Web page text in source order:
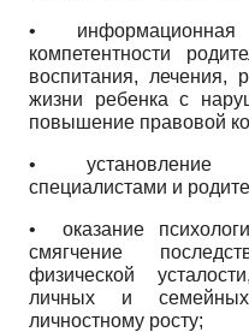
•
компетентности
воспитания, лечения,
жизни ребенка с
повышение правовой
•
специалистами и
•оказание
смягчение
физической
личных и семейных
личностному росту;